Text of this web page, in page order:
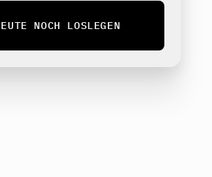
NOCH LOSLEGEN